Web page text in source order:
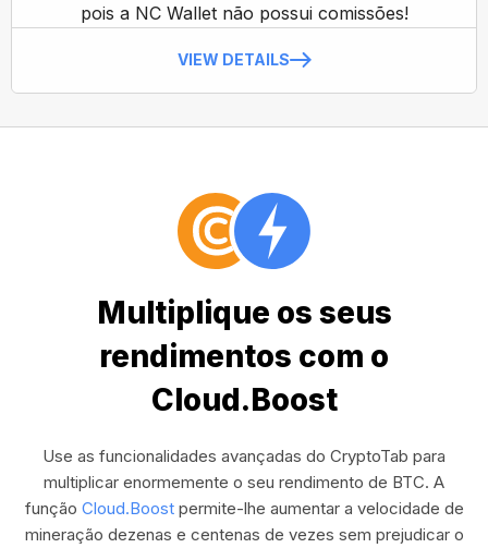
pois a NC Wallet não possui comissões!
VIEW DETAILS
Multiplique os seus
rendimentos com o
Cloud.Boost
Use as funcionalidades avançadas do CryptoTab para
multiplicar enormemente o seu rendimento de BTC. A
função Cloud.Boostpermite-lhe aumentar a velocidade de
mineração dezenas e centenas de vezes sem prejudicar o